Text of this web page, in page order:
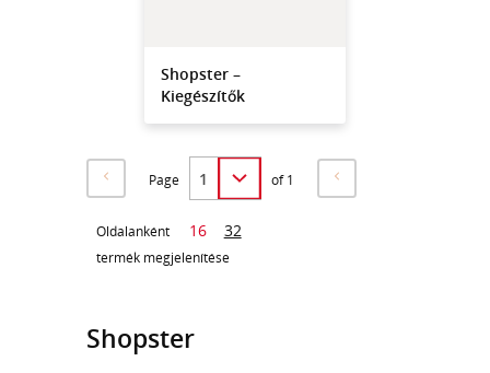
Shopster –
Kiegészítők
Page of 1
Oldalanként 16 32
termék megjelenítése
Shopster